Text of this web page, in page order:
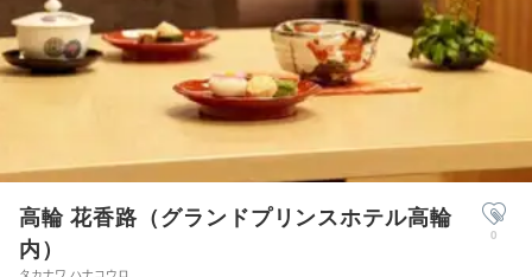
高輪 花香路（グランドプリンスホテル高輪
内）
タカナワ ハナコウロ
0